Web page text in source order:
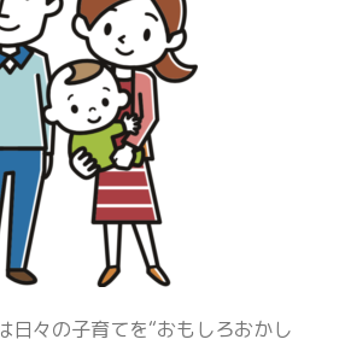
日々の子育てを“おもしろおかし